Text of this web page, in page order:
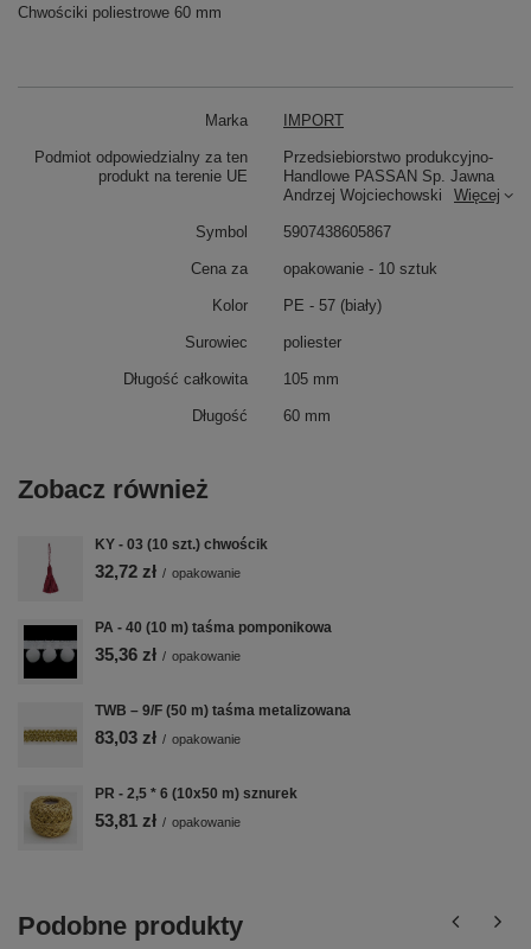
Chwościki poliestrowe 60 mm
Marka IMPORT
Podmiot odpowiedzialny za ten
produkt na terenie UE
Przedsiebiorstwo produkcyjno-
Handlowe PASSAN Sp. Jawna
Andrzej Wojciechowski
Więcej
Symbol 5907438605867
Cena za opakowanie - 10 sztuk
Kolor PE - 57 (biały)
Surowiec poliester
Długość całkowita 105 mm
Długość 60 mm
Zobacz również
KY - 03 (10 szt.) chwościk
32,72 zł / opakowanie
PA - 40 (10 m) taśma pomponikowa
35,36 zł / opakowanie
TWB – 9/F (50 m) taśma metalizowana
83,03 zł / opakowanie
PR - 2,5 * 6 (10x50 m) sznurek
53,81 zł / opakowanie
Podobne produkty